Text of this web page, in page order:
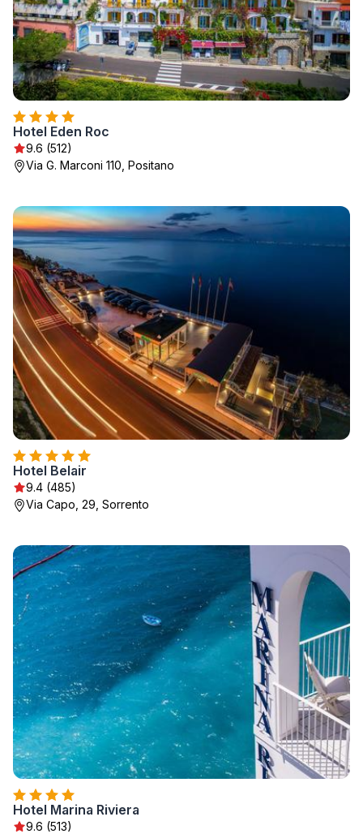
Hotel Eden Roc
9.6 (512)
Via G. Marconi 110, Positano
Hotel Belair
9.4 (485)
Via Capo, 29, Sorrento
Hotel Marina Riviera
9.6 (513)